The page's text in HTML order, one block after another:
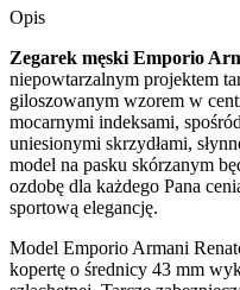
Opis
Zegarek męski Emporio
niepowtarzalnym projektem
giloszowanym wzorem w
mocarnymi indeksami,
uniesionymi skrzydłami,
model na pasku skórzanym
ozdobę dla każdego Pana
sportową elegancję.
Model Emporio Armani
kopertę o średnicy 43 mm